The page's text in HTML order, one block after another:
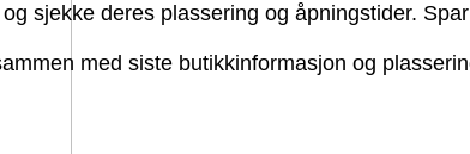
sjekke deres plassering og åpningstider.
med siste butikkinformasjon og